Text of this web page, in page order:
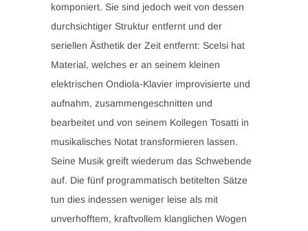
komponiert. Sie sind jedoch weit von dessen
durchsichtiger Struktur entfernt und der
seriellen Ästhetik der Zeit entfernt: Scelsi hat
Material, welches er an seinem kleinen
elektrischen Ondiola-Klavier improvisierte und
aufnahm, zusammengeschnitten und
bearbeitet und von seinem Kollegen Tosatti in
musikalisches Notat transformieren lassen.
Seine Musik greift wiederum das Schwebende
auf. Die fünf programmatisch betitelten Sätze
tun dies indessen weniger leise als mit
unverhofftem, kraftvollem klanglichen Wogen